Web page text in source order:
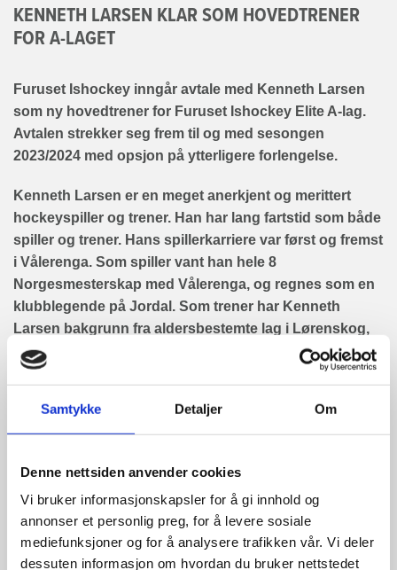
Samtykke Detaljer Om
Denne nettsiden anvender cookies
Vi bruker informasjonskapsler for å gi innhold og
annonser et personlig preg, for å levere sosiale
mediefunksjoner og for å analysere trafikken vår. Vi deler
dessuten informasjon om hvordan du bruker nettstedet
KENNETH LARSEN KLAR SOM HOVEDTRENER
FOR A-LAGET
Furuset Ishockey inngår avtale med Kenneth Larsen
som ny hovedtrener for Furuset Ishockey Elite A-lag.
Avtalen strekker seg frem til og med sesongen
2023/2024 med opsjon på ytterligere forlengelse.
Kenneth Larsen er en meget anerkjent og merittert
hockeyspiller og trener. Han har lang fartstid som både
spiller og trener. Hans spillerkarriere var først og fremst
i Vålerenga. Som spiller vant han hele 8
Norgesmesterskap med Vålerenga, og regnes som en
klubblegende på Jordal. Som trener har Kenneth
Larsen bakgrunn fra aldersbestemte lag i Lørenskog,
samt Frisk Asker. I tillegg som hovedtrener for A-lag i
Lørenskog, og senest for Vålerenga Ishockey Elite i
Kenneth Larsen er 46 år gammel, opprinnelig fra
Om Furuset Ishockey IF:
Furuset Idrettsforening er stiftet i 1914. Furuset